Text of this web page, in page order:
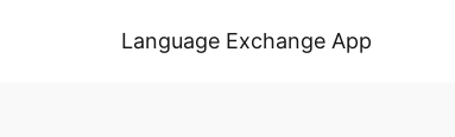
Language Exchange App